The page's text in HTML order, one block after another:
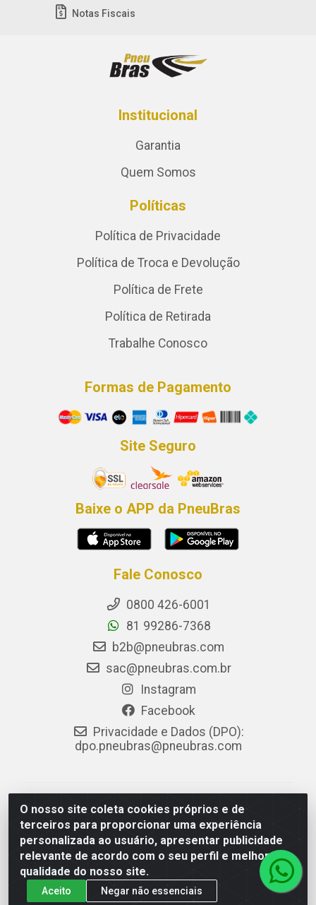
O nosso site coleta cookies próprios e de
terceiros para proporcionar uma experiência
personalizada ao usuário, apresentar publicidade
relevante de acordo com o seu perfil e melhorar a
qualidade do nosso site.
Aceito Negar não essenciais
Notas Fiscais
Institucional
Garantia
Quem Somos
Políticas
Política de Privacidade
Política de Troca e Devolução
Política de Frete
Política de Retirada
Trabalhe Conosco
Formas de Pagamento
Site Seguro
Baixe o APP da PneuBras
Fale Conosco
0800 426-6001
81 99286-7368
b2b@pneubras.com
sac@pneubras.com.br
Instagram
Facebook
Privacidade e Dados (DPO):
dpo.pneubras@pneubras.com
PneuBras - Rodovia BR-101, KM 82 - Prazeres,
Jaboatão dos Guararapes/PE - CEP 54.335-000 - CNPJ
08.678.386/0001-05 - Pneubras Comércio de Pneus
Ltda